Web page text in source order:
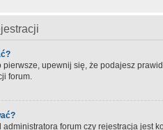
upewnij się, że podajesz
forum.
administratora forum czy rejestracja